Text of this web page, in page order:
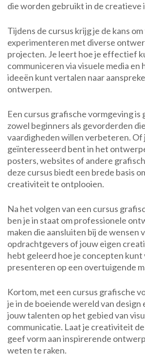
die worden gebruikt in de creatieve
Tijdens de cursus krijg je de kans
experimenteren met diverse
projecten. Je leert hoe je effectief
communiceren via visuele media en
ideeën kunt vertalen naar
ontwerpen.
Een cursus grafische vormgeving is
zowel beginners als gevorderden
vaardigheden willen verbeteren. Of
geïnteresseerd bent in het
posters, websites of andere
deze cursus biedt een brede basis
creativiteit te ontplooien.
Na het volgen van een cursus
ben je in staat om professionele
maken die aansluiten bij de wensen
opdrachtgevers of jouw eigen
hebt geleerd hoe je concepten kunt
presenteren op een overtuigende
Kortom, met een cursus grafische
je in de boeiende wereld van design
jouw talenten op het gebied van
communicatie. Laat je creativiteit
geef vorm aan inspirerende
weten te raken.